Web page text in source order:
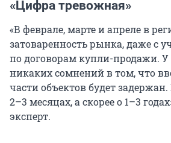
«Цифра тревожная»
«В феврале, марте и апреле в
затоваренность рынка, даже с
по договорам купли-продажи.
никаких сомнений в том, что
части объектов будет
2–3 месяцах, а скорее о 1–3
эксперт.